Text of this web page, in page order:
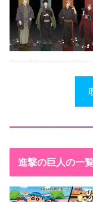
進撃の巨人の一